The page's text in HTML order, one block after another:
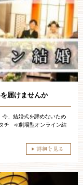
届けませんか
今、結婚式を諦めないため
チ ≪劇場型オンライン結